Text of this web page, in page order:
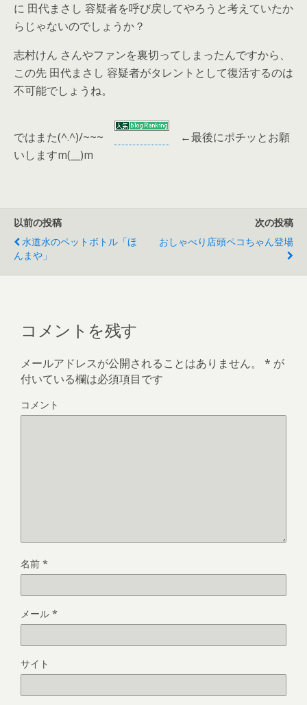
に 田代まさし 容疑者を呼び戻してやろうと考えていたか
らじゃないのでしょうか？
志村けん さんやファンを裏切ってしまったんですから、
この先 田代まさし 容疑者がタレントとして復活するのは
不可能でしょうね。
ではまた(^.^)/~~~ ←最後にポチッとお願
いしますm(__)m
以前の投稿
水道水のペットボトル「ほ
んまや」
次の投稿
おしゃべり店頭ペコちゃん登場
コメントを残す
メールアドレスが公開されることはありません。 * が
付いている欄は必須項目です
コメント
名前 *
メール *
サイト